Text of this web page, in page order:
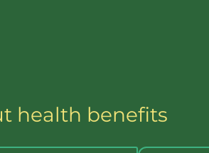
health benefits